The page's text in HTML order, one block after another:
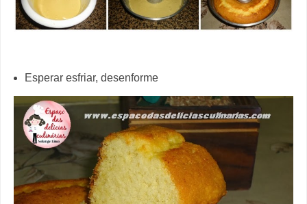
Esperar esfriar, desenforme